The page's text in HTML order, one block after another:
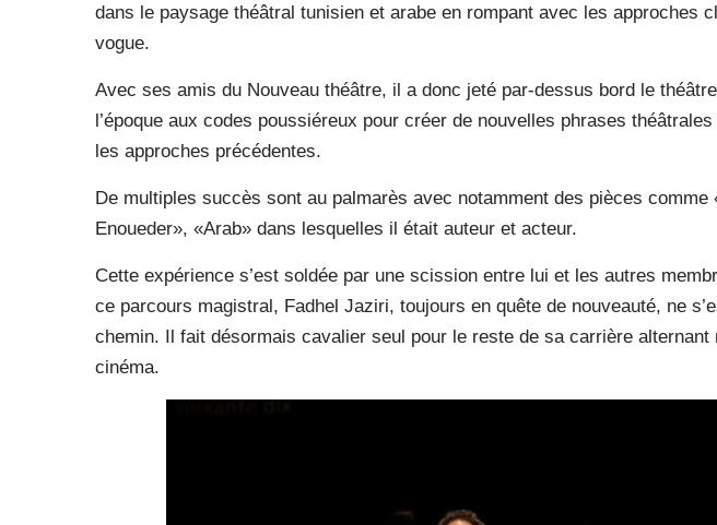
dans le paysage théâtral tunisien et arabe en rompant avec les approches
vogue.
Avec ses amis du Nouveau théâtre, il a donc jeté par-dessus bord le
l’époque aux codes poussiéreux pour créer de nouvelles phrases
les approches précédentes.
De multiples succès sont au palmarès avec notamment des pièces comme
Enoueder», «Arab» dans lesquelles il était auteur et acteur.
Cette expérience s’est soldée par une scission entre lui et les autres
ce parcours magistral, Fadhel Jaziri, toujours en quête de nouveauté, ne
chemin. Il fait désormais cavalier seul pour le reste de sa carrière
cinéma.